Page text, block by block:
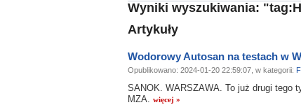
Wyniki wyszukiwania:
Artykuły
Wodorowy Autosan na testach w
Opublikowano: 2024-01-20 22:59:07, w kategorii:
SANOK. WARSZAWA. To już drugi tego
MZA. więcej »